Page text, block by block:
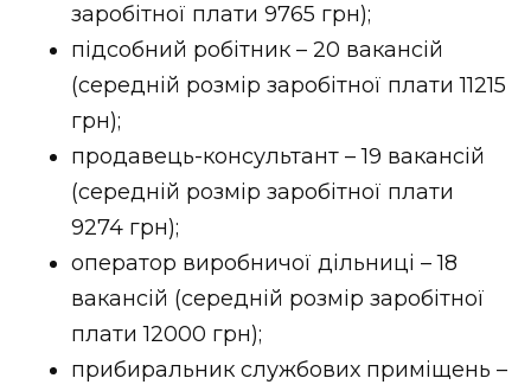
заробітної плати 9765 грн);
підсобний робітник – 20 вакансій
(середній розмір заробітної плати 11215
грн);
продавець-консультант – 19 вакансій
(середній розмір заробітної плати
9274 грн);
оператор виробничої дільниці – 18
вакансій (середній розмір заробітної
плати 12000 грн);
прибиральник службових приміщень –